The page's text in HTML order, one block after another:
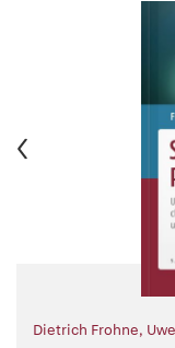
Dietrich Frohne,